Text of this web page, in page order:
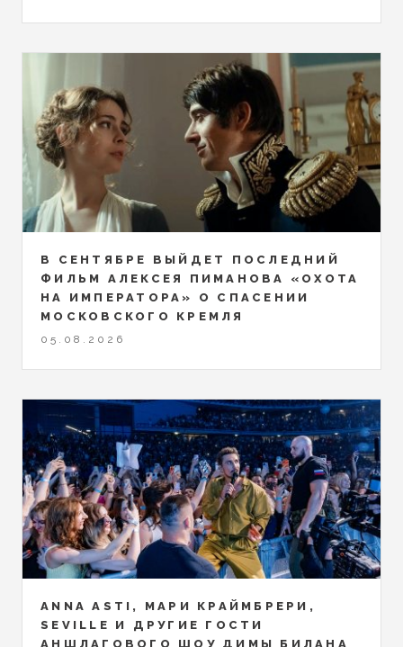
В СЕНТЯБРЕ ВЫЙДЕТ ПОСЛЕДНИЙ
ФИЛЬМ АЛЕКСЕЯ ПИМАНОВА «ОХОТА
НА ИМПЕРАТОРА» О СПАСЕНИИ
МОСКОВСКОГО КРЕМЛЯ
05.08.2026
ANNA ASTI, МАРИ КРАЙМБРЕРИ,
SEVILLE И ДРУГИЕ ГОСТИ
АНШЛАГОВОГО ШОУ ДИМЫ БИЛАНА